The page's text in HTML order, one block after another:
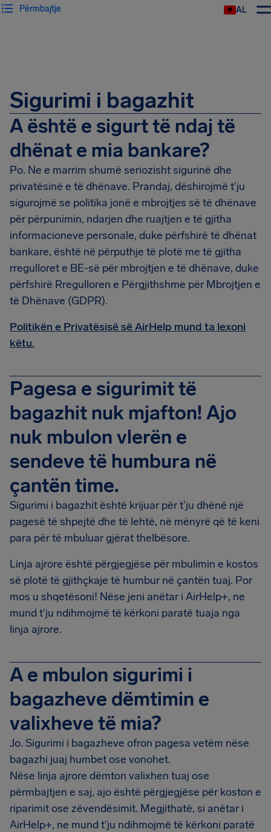
AL
Përmbajtje
Sigurimi i bagazhit
A është e sigurt të ndaj të
dhënat e mia bankare?
Po. Ne e marrim shumë seriozisht sigurinë dhe
privatësinë e të dhënave. Prandaj, dëshirojmë t'ju
sigurojmë se politika jonë e mbrojtjes së të dhënave
për përpunimin, ndarjen dhe ruajtjen e të gjitha
informacioneve personale, duke përfshirë të dhënat
bankare, është në përputhje të plotë me të gjitha
rregulloret e BE-së për mbrojtjen e të dhënave, duke
përfshirë Rregulloren e Përgjithshme për Mbrojtjen e
të Dhënave (GDPR).
Politikën e Privatësisë së AirHelp mund ta lexoni
këtu.
Pagesa e sigurimit të
bagazhit nuk mjafton! Ajo
nuk mbulon vlerën e
sendeve të humbura në
çantën time.
Sigurimi i bagazhit është krijuar për t'ju dhënë një
pagesë të shpejtë dhe të lehtë, në mënyrë që të keni
para për të mbuluar gjërat thelbësore.
Linja ajrore është përgjegjëse për mbulimin e kostos
së plotë të gjithçkaje të humbur në çantën tuaj. Por
mos u shqetësoni! Nëse jeni anëtar i AirHelp+, ne
mund t'ju ndihmojmë të kërkoni paratë tuaja nga
linja ajrore.
A e mbulon sigurimi i
bagazheve dëmtimin e
valixheve të mia?
Jo. Sigurimi i bagazheve ofron pagesa vetëm nëse
bagazhi juaj humbet ose vonohet.
Nëse linja ajrore dëmton valixhen tuaj ose
përmbajtjen e saj, ajo është përgjegjëse për koston e
riparimit ose zëvendësimit. Megjithatë, si anëtar i
AirHelp+, ne mund t'ju ndihmojmë të kërkoni paratë